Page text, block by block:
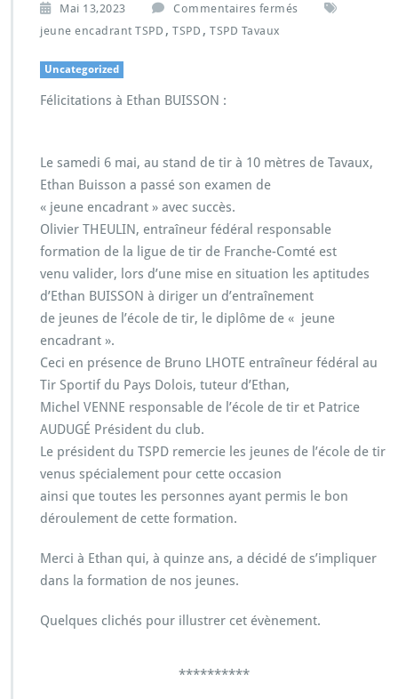
Mai 13,2023
Commentaires fermés
jeune encadrant TSPD , TSPD , TSPD Tavaux
Uncategorized
Félicitations à Ethan BUISSON :
Le samedi 6 mai, au stand de tir à 10 mètres de Tavaux,
Ethan Buisson a passé son examen de
« jeune encadrant » avec succès.
Olivier THEULIN, entraîneur fédéral responsable
formation de la ligue de tir de Franche-Comté est
venu valider, lors d’une mise en situation les aptitudes
d’Ethan BUISSON à diriger un d’entraînement
de jeunes de l’école de tir, le diplôme de « jeune
encadrant ».
Ceci en présence de Bruno LHOTE entraîneur fédéral au
Tir Sportif du Pays Dolois, tuteur d’Ethan,
Michel VENNE responsable de l’école de tir et Patrice
AUDUGÉ Président du club.
Le président du TSPD remercie les jeunes de l’école de tir
venus spécialement pour cette occasion
ainsi que toutes les personnes ayant permis le bon
déroulement de cette formation.
Merci à Ethan qui, à quinze ans, a décidé de s’impliquer
dans la formation de nos jeunes.
Quelques clichés pour illustrer cet évènement.
**********